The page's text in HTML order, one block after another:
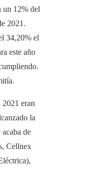
un 12% del
2021.
34,20% el
este año
eran
la
de
Cellnex